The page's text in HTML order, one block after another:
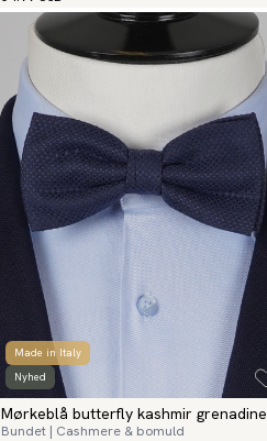
Made in Italy
Nyhed
Mørkeblå butterfly kashmir grenadine
Bundet | Cashmere & bomuld